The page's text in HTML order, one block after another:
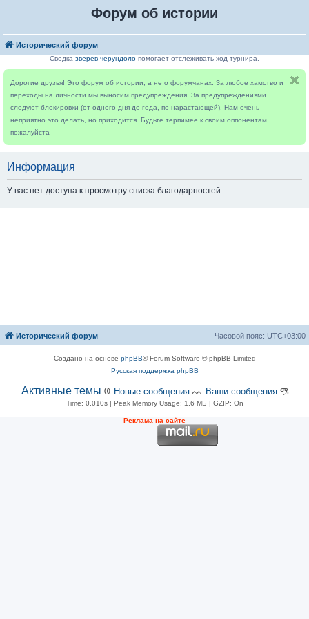
Форум об истории
Исторический форум
Сводка зверев черундоло помогает отслеживать ход турнира.
Дорогие друзья! Это форум об истории, а не о форумчанах. За любое хамство и
переходы на личности мы выносим предупреждения. За предупреждениями
следуют блокировки (от одного дня до года, по нарастающей). Нам очень
неприятно это делать, но приходится. Будьте терпимее к своим оппонентам,
пожалуйста
Информация
У вас нет доступа к просмотру списка благодарностей.
Исторический форум Часовой пояс: UTC+03:00
Создано на основе phpBB® Forum Software © phpBB Limited
Русская поддержка phpBB
Активные темы Ҩ Новые сообщения ᨕ Ваши сообщенияᎂ
Time: 0.010s| Peak Memory Usage: 1.6 МБ | GZIP: On
Рeклама на сaйте